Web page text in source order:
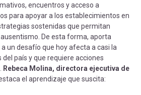
encuentros y acceso a
para apoyar a los establecimientos en
sostenidas que permitan
De esta forma, aporta
un desafío que hoy afecta a casi la
país y que requiere acciones
Rebeca Molina, directora ejecutiva de
el aprendizaje que suscita: